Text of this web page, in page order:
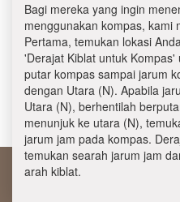
Bagi mereka yang ingin
menggunakan kompas, kami
Pertama, temukan lokasi
'Derajat Kiblat untuk
putar kompas sampai jarum
dengan Utara (N). Apabila
Utara (N), berhentilah
menunjuk ke utara (N),
jarum jam pada kompas.
temukan searah jarum jam
arah kiblat.